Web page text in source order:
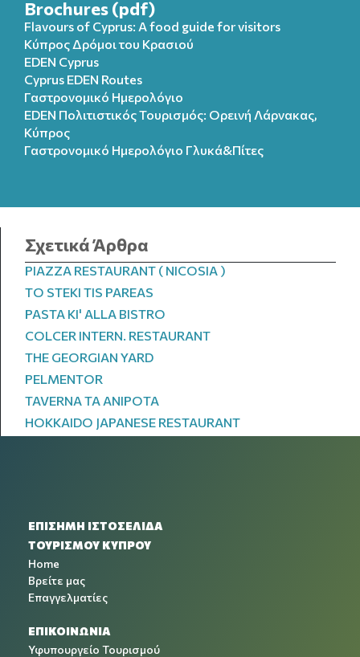
Brochures (pdf)
Flavours of Cyprus: A food guide for visitors
Κύπρος Δρόμοι του Κρασιού
EDEN Cyprus
Cyprus EDEN Routes
Γαστρονομικό Ημερολόγιο
EDEN Πολιτιστικός Τουρισμός: Ορεινή Λάρνακας,
Κύπρος
Γαστρονομικό Ημερολόγιo Γλυκά&Πίτες
Σχετικά Άρθρα
PIAZZA RESTAURANT ( NICOSIA )
TO STEKI TIS PAREAS
PASTA KI' ALLA BISTRO
COLCER INTERN. RESTAURANT
THE GEORGIAN YARD
PELMENTOR
TAVERNA TA ANIPOTA
HOKKAIDO JAPANESE RESTAURANT
ΕΠΙΣΗΜΗ ΙΣΤΟΣΕΛΙΔΑ
ΤΟΥΡΙΣΜΟΥ ΚΥΠΡΟΥ
Home
Βρείτε μας
Επαγγελματίες
ΕΠΙΚΟΙΝΩΝΙΑ
Υφυπουργείο Τουρισμού